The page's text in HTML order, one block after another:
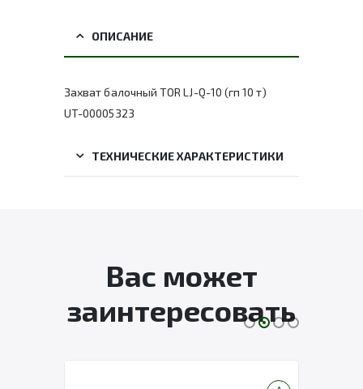
ОПИСАНИЕ
Захват балочный TOR LJ-Q-10 (гп 10 т)
UT-00005323
ТЕХНИЧЕСКИЕ ХАРАКТЕРИСТИКИ
Вас может
заинтересовать